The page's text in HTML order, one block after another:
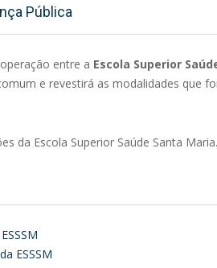
Pública
entre a Escola Superior
e revestirá as modalidades que
da Escola Superior Saúde Santa Maria.
ESSSM